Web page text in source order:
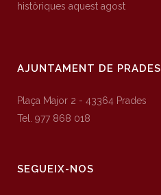
històriques aquest agost
AJUNTAMENT DE PRADES
Plaça Major 2 - 43364 Prades
Tel. 977 868 018
SEGUEIX-NOS